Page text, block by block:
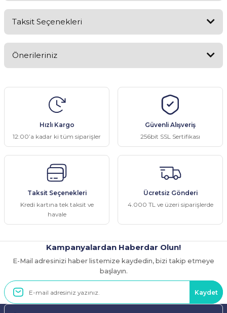
Taksit Seçenekleri
Önerileriniz
konularda yetersiz gördüğünüz noktaları öneri formunu kullanarak
tarafımıza iletebilirsiniz.
Görüş ve önerileriniz için teşekkür ederiz.
Ürün resmi kalitesiz, bozuk veya görüntülenemiyor.
Ürün bilgilerinde hatalar bulunuyor.
Ürün fiyatı diğer sitelerden daha pahalı.
Bu ürüne benzer farklı alternatifler olmalı.
Gönder
Hızlı Kargo
12:00’a kadar ki tüm siparişler
Güvenli Alışveriş
256bit SSL Sertifikası
Taksit Seçenekleri
Kredi kartına tek taksit ve
havale
Ücretsiz Gönderi
4.000 TL ve üzeri siparişlerde
Kampanyalardan Haberdar Olun!
E-Mail adresinizi haber listemize kaydedin, bizi takip etmeye
başlayın.
Kaydet